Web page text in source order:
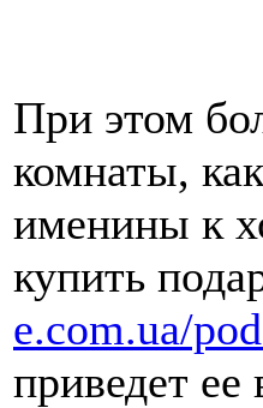
При этом
комнаты,
именины к
купить
e.com.ua/
приведет ее